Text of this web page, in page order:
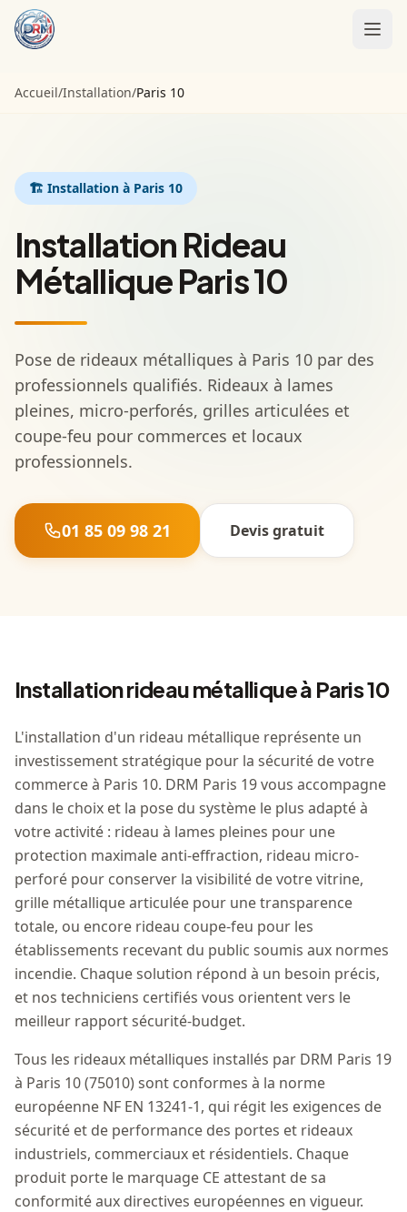
Motorisation
Entretien
Contact
Accueil/Installation/Paris 10
🏗️ Installation à Paris 10
Installation Rideau
Métallique Paris 10
Pose de rideaux métalliques à Paris 10 par des
professionnels qualifiés. Rideaux à lames
pleines, micro-perforés, grilles articulées et
coupe-feu pour commerces et locaux
professionnels.
01 85 09 98 21 Devis gratuit
Installation rideau métallique à Paris 10
L'installation d'un rideau métallique représente un
investissement stratégique pour la sécurité de votre
commerce à Paris 10. DRM Paris 19 vous accompagne
dans le choix et la pose du système le plus adapté à
votre activité : rideau à lames pleines pour une
protection maximale anti-effraction, rideau micro-
perforé pour conserver la visibilité de votre vitrine,
grille métallique articulée pour une transparence
totale, ou encore rideau coupe-feu pour les
établissements recevant du public soumis aux normes
incendie. Chaque solution répond à un besoin précis,
et nos techniciens certifiés vous orientent vers le
meilleur rapport sécurité-budget.
Tous les rideaux métalliques installés par DRM Paris 19
à Paris 10 (75010) sont conformes à la norme
européenne NF EN 13241-1, qui régit les exigences de
sécurité et de performance des portes et rideaux
industriels, commerciaux et résidentiels. Chaque
produit porte le marquage CE attestant de sa
conformité aux directives européennes en vigueur.